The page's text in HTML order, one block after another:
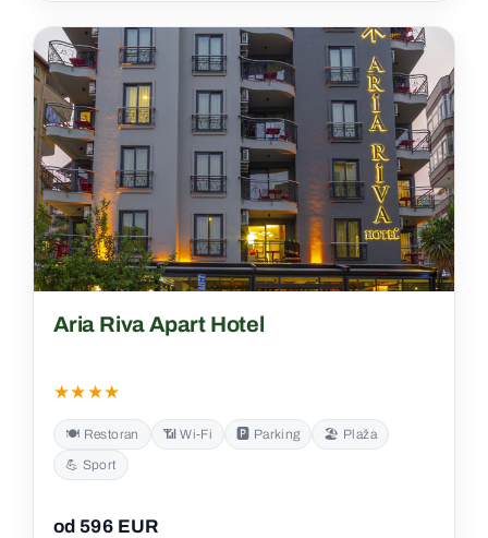
Aria Riva Apart Hotel
★★★★
🍽️ Restoran 📶 Wi‑Fi 🅿️ Parking
🏖️ Plaža
💪 Sport
od 596 EUR